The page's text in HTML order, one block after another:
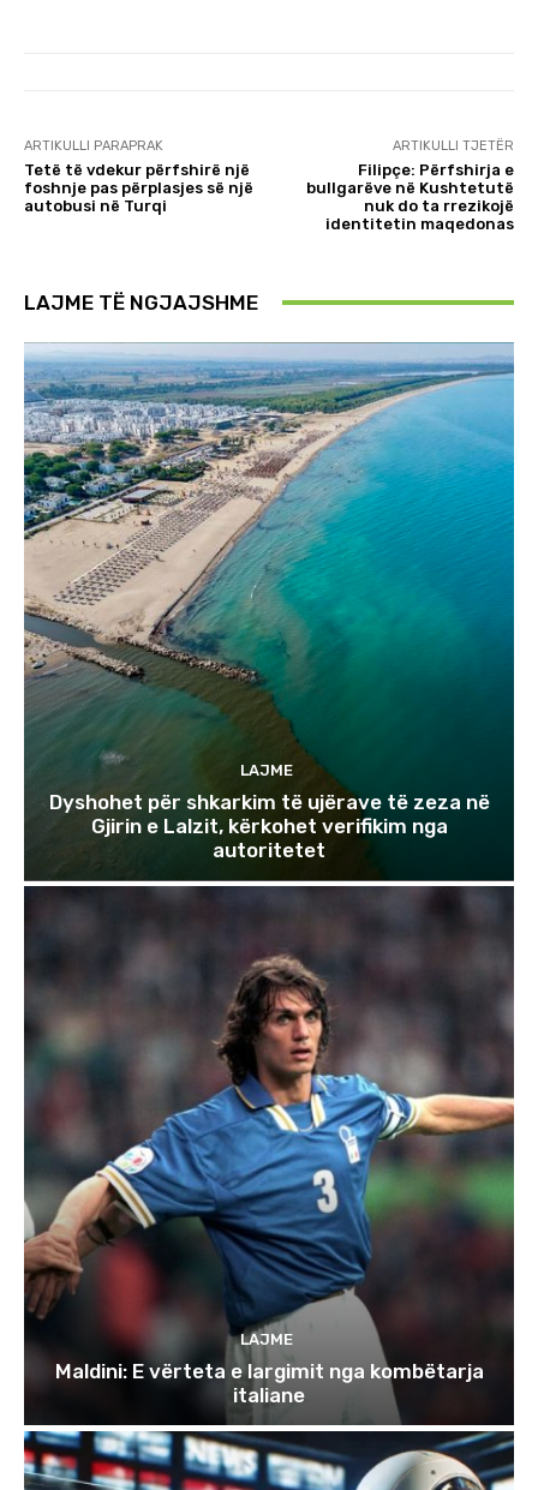
ARTIKULLI PARAPRAK
Tetë të vdekur përfshirë një
foshnje pas përplasjes së një
autobusi në Turqi
ARTIKULLI TJETËR
Filipçe: Përfshirja e
bullgarëve në Kushtetutë
nuk do ta rrezikojë
identitetin maqedonas
LAJME TË NGJAJSHME
LAJME
Dyshohet për shkarkim të ujërave të zeza në
Gjirin e Lalzit, kërkohet verifikim nga
autoritetet
LAJME
Maldini: E vërteta e largimit nga kombëtarja
italiane